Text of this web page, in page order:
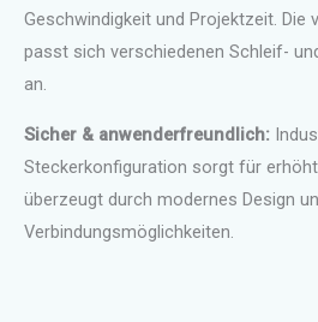
Geschwindigkeit und Projektzeit. Die
passt sich verschiedenen Schleif-
an.
Sicher & anwenderfreundlich:
Steckerkonfiguration sorgt für
überzeugt durch modernes Design
Verbindungsmöglichkeiten.